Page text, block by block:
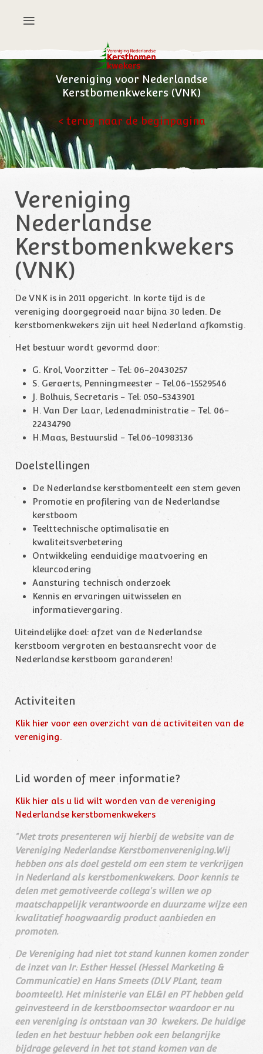
Vereniging voor Nederlandse
Kerstbomenkwekers (VNK)
< terug naar de beginpagina
Vereniging
Nederlandse
Kerstbomenkwekers
(VNK)
De VNK is in 2011 opgericht. In korte tijd is de
vereniging doorgegroeid naar bijna 30 leden. De
kerstbomenkwekers zijn uit heel Nederland afkomstig.
Het bestuur wordt gevormd door:
G. Krol, Voorzitter - Tel: 06-20430257
S. Geraerts, Penningmeester - Tel.06-15529546
J. Bolhuis, Secretaris - Tel: 050-5343901
H. Van Der Laar, Ledenadministratie - Tel. 06-
22434790
H.Maas, Bestuurslid - Tel.06-10983136
Doelstellingen
De Nederlandse kerstbomenteelt een stem geven
Promotie en profilering van de Nederlandse
kerstboom
Teelttechnische optimalisatie en
kwaliteitsverbetering
Ontwikkeling eenduidige maatvoering en
kleurcodering
Aansturing technisch onderzoek
Kennis en ervaringen uitwisselen en
informatievergaring.
Uiteindelijke doel: afzet van de Nederlandse
kerstboom vergroten en bestaansrecht voor de
Nederlandse kerstboom garanderen!
Activiteiten
Klik hier voor een overzicht van de activiteiten van de
vereniging.
Lid worden of meer informatie?
Klik hier als u lid wilt worden van de vereniging
Nederlandse kerstbomenkwekers
"Met trots presenteren wij hierbij de website van de
Vereniging Nederlandse Kerstbomenvereniging.Wij
hebben ons als doel gesteld om een stem te verkrijgen
in Nederland als kerstbomenkwekers. Door kennis te
delen met gemotiveerde collega's willen we op
maatschappelijk verantwoorde en duurzame wijze een
kwalitatief hoogwaardig product aanbieden en
promoten.
De Vereniging had niet tot stand kunnen komen zonder
de inzet van Ir. Esther Hessel (Hessel Marketing &
Communicatie) en Hans Smeets (DLV PLant, team
boomteelt). Het ministerie van EL&I en PT hebben geld
geinvesteerd in de kerstboomsector waardoor er nu
een vereniging is ontstaan van 30 kwekers. De huidige
leden en het bestuur hebben ook een belangrijke
bijdrage geleverd in het tot stand komen van de